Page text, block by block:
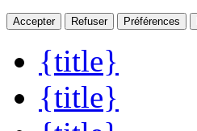
Accepter Refuser Préférences
{title}
{title}